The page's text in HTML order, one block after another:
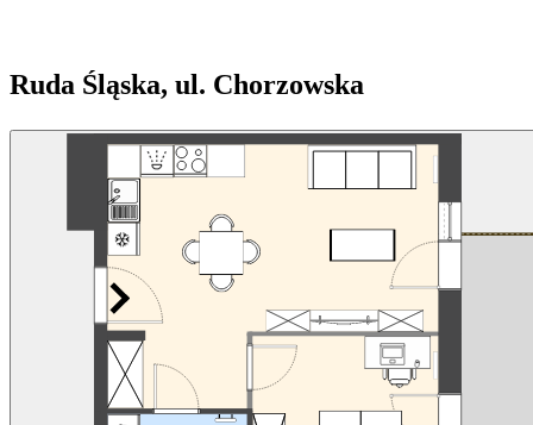
Ruda Śląska, ul. Chorzowska